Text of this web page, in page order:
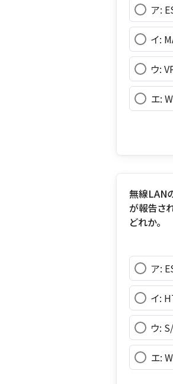
ア:
イ:
ウ:
エ:
無線LAN
が報告さ
どれか。
ア:
イ:
ウ:
エ: